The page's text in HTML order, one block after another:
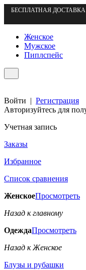
БЕСПЛАТНАЯ ДОСТАВКА
Женское
Мужское
Пиплспейс
Войти | Регистрация
Авторизуйтесь для
Учетная запись
Заказы
Избранное
Список сравнения
ЖенскоеПросмотреть
Назад к главному
ОдеждаПросмотреть
Назад к Женское
Блузы и рубашки